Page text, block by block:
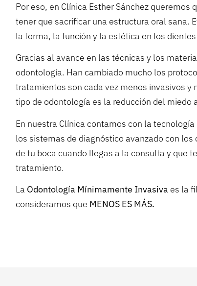
Por eso, en Clínica Esther Sánchez
tener que sacrificar una estructura oral sana.
la forma, la función y la estética en los
Gracias al avance en las técnicas y los
odontología. Han cambiado mucho los
tratamientos son cada vez menos invasivos
tipo de odontología es la reducción del miedo
En nuestra Clínica contamos con la
los sistemas de diagnóstico avanzado con
de tu boca cuando llegas a la consulta y que
tratamiento.
La Odontología Mínimamente Invasiva es la
consideramos que MENOS ES MÁS.